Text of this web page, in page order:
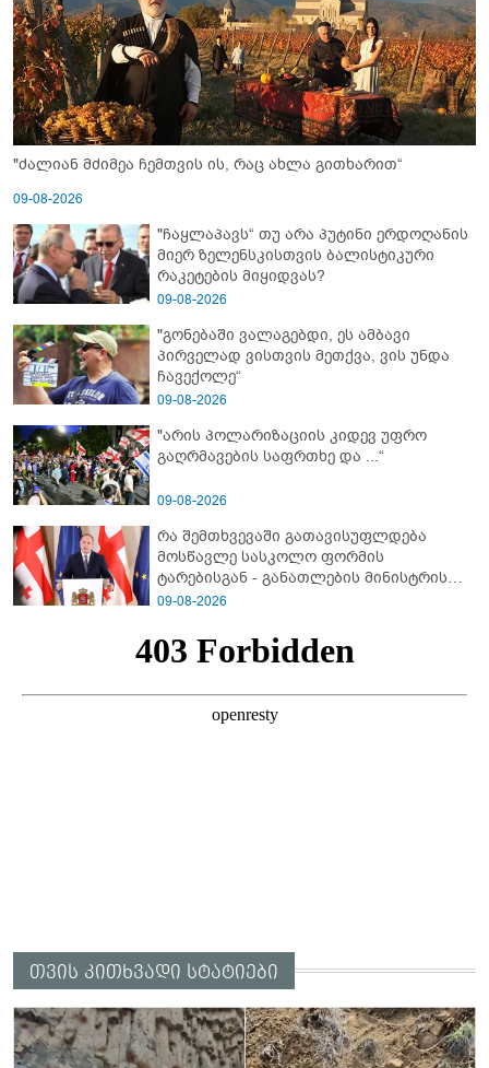
"ძალიან მძიმეა ჩემთვის ის, რაც ახლა გითხარით“
09-08-2026
"ჩაყლაპავს“ თუ არა პუტინი ერდოღანის
მიერ ზელენსკისთვის ბალისტიკური
რაკეტების მიყიდვას?
09-08-2026
"გონებაში ვალაგებდი, ეს ამბავი
პირველად ვისთვის მეთქვა, ვის უნდა
ჩავექოლე“
09-08-2026
"არის პოლარიზაციის კიდევ უფრო
გაღრმავების საფრთხე და ...“
09-08-2026
რა შემთხვევაში გათავისუფლდება
მოსწავლე სასკოლო ფორმის
ტარებისგან - განათლების მინისტრის
განმარტება
09-08-2026
თვის კითხვადი სტატიები